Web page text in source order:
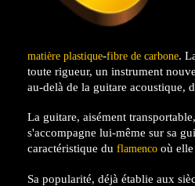
matière plastique-fibre de carbone.
toute rigueur, un instrument
au-delà de la guitare acoustique,
La guitare, aisément
s'accompagne lui-même sur sa
caractéristique du flamenco où
Sa popularité, déjà établie aux